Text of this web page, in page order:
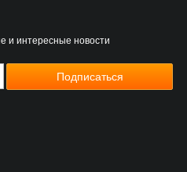
и интересные новости